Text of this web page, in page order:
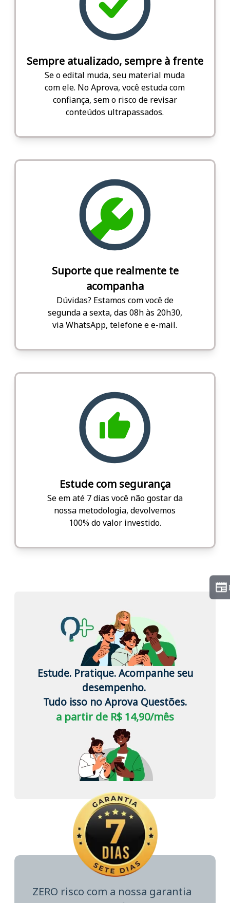
Sempre atualizado, sempre à frente
Se o edital muda, seu material muda
com ele. No Aprova, você estuda com
confiança, sem o risco de revisar
conteúdos ultrapassados.
Suporte que realmente te
acompanha
Dúvidas? Estamos com você de
segunda a sexta, das 08h às 20h30,
via WhatsApp, telefone e e-mail.
Estude com segurança
Se em até 7 dias você não gostar da
nossa metodologia, devolvemos
100% do valor investido.
Estude. Pratique. Acompanhe seu
desempenho.
Tudo isso no Aprova Questões.
a partir de R$ 14,90/mês
ZERO risco com a nossa garantia